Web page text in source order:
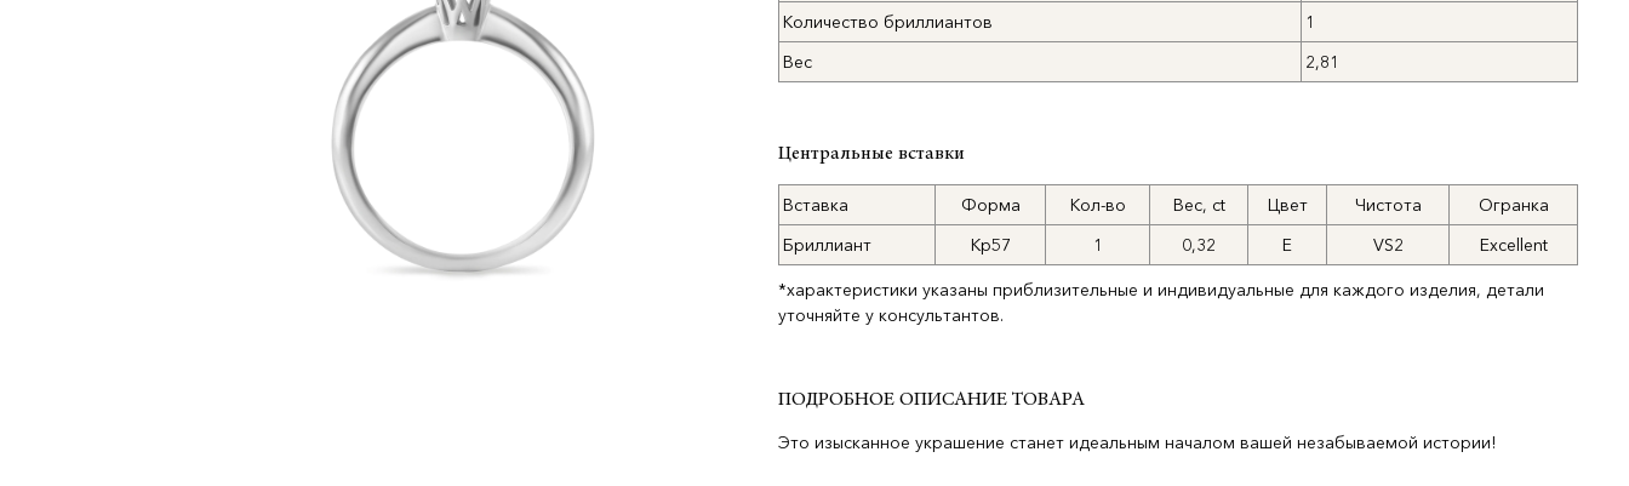
Количество бриллиантов
1
Вес
2,81
Центральные вставки
Вставка Форма Кол-во Вес, ct Цвет Чистота
Огранка
Бриллиант
Кр57 1 0,32 E VS2 Excellent
*характеристики указаны приблизительные и индивидуальные для каждого изделия, детали
уточняйте у консультантов.
ПОДРОБНОЕ ОПИСАНИЕ ТОВАРА
Это изысканное украшение станет идеальным началом вашей незабываемой истории!